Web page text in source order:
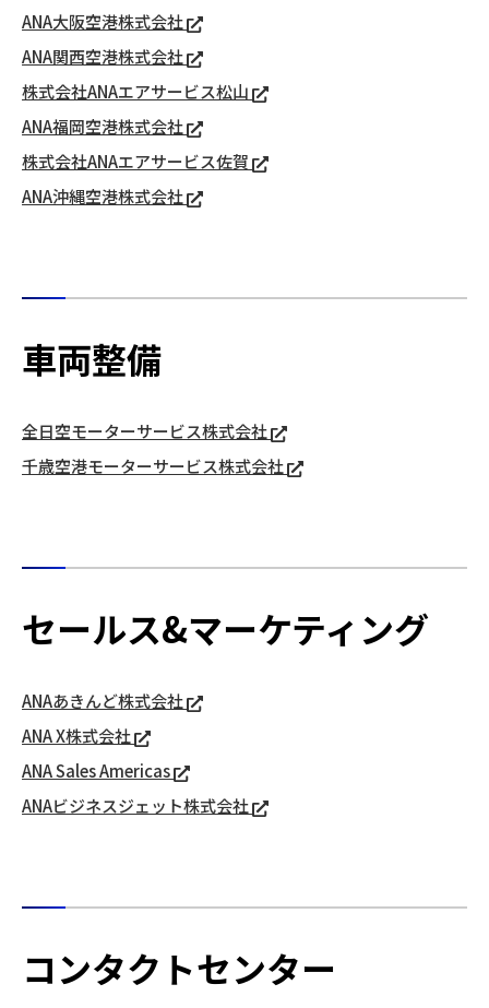
ANA大阪空港株式会社
ANA関西空港株式会社
株式会社ANAエアサービス松山
ANA福岡空港株式会社
株式会社ANAエアサービス佐賀
ANA沖縄空港株式会社
車両整備
全日空モーターサービス株式会社
千歳空港モーターサービス株式会社
セールス&マーケティング
ANAあきんど株式会社
ANA X株式会社
ANA Sales Americas
ANAビジネスジェット株式会社
コンタクトセンター